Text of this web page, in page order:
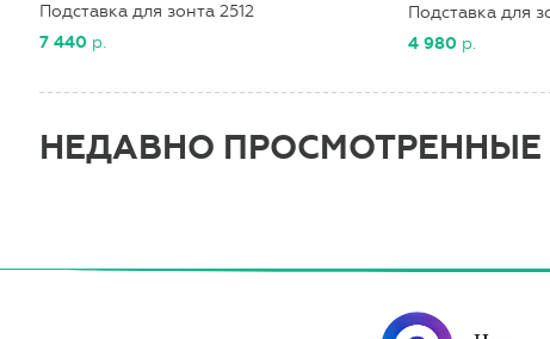
Подставка для зонта 2512
7 440 р.
Подставка для
4 980 р.
НЕДАВНО ПРОСМОТРЕННЫЕ